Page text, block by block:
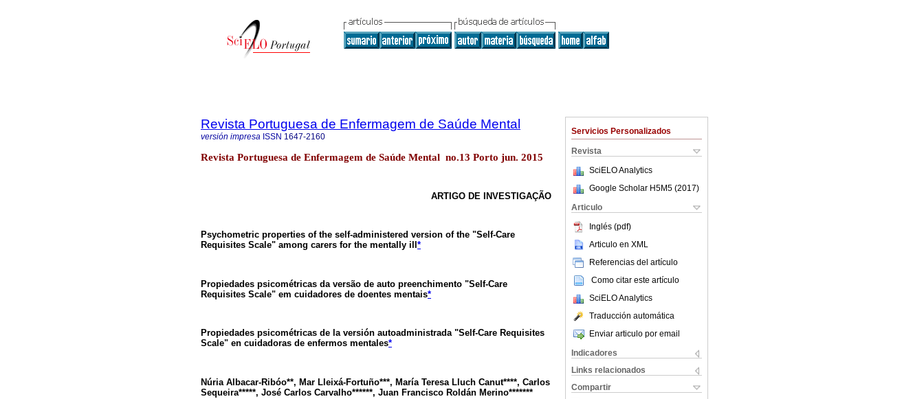
Servicios Personalizados
Revista
SciELO Analytics
Google Scholar H5M5 (2017)
Articulo
Inglés (pdf)
Articulo en XML
Referencias del artículo
Como citar este artículo
SciELO Analytics
Traducción automática
Enviar articulo por email
Indicadores
Links relacionados
Compartir
Revista Portuguesa de Enfermagem de Saúde Mental
versión impresa ISSN 1647-2160
Revista Portuguesa de Enfermagem de Saúde Mental no.13 Porto jun. 2015
ARTIGO DE INVESTIGAÇÃO
Psychometric properties of the self-administered version of the "Self-Care
Requisites Scale" among carers for the mentally ill *
Propiedades psicométricas da versão de auto preenchimento "Self-Care
Requisites Scale" em cuidadores de doentes mentais*
Propiedades psicométricas de la versión autoadministrada "Self-Care Requisites
Scale" en cuidadoras de enfermos mentales*
Núria Albacar-Ribóo**, Mar Lleixá-Fortuño***, María Teresa Lluch Canut****, Carlos
Sequeira*****, José Carlos Carvalho******, Juan Francisco Roldán Merino*******